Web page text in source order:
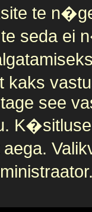
te
seda ei
kaks
see